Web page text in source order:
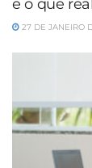
e o que
27 DE JANEIRO